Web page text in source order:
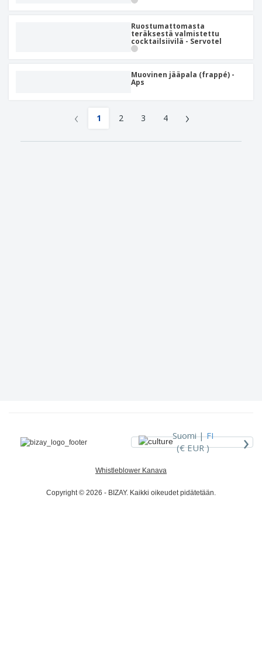
Ruostumattomasta
teräksestä valmistettu
cocktailsiivilä - Servotel
Muovinen jääpala (frappé) -
Aps
‹ 1 2 3 4 ›
Suomi |FI
(€ EUR )
›
Whistleblower Kanava
Copyright © 2026 - BIZAY. Kaikki oikeudet pidätetään.